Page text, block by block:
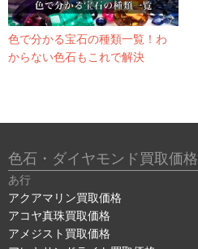
色で分かる宝石の種類一覧！わ
からない色石もこれで解決
色石・ダイヤモンド買取価格
あ行
アクアマリン買取価格
アコヤ真珠買取価格
アメジスト買取価格